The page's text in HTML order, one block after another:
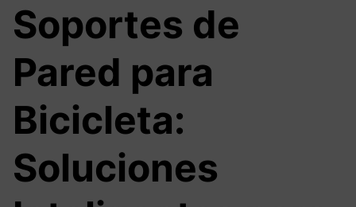
Soportes de
Pared para
Bicicleta:
Soluciones